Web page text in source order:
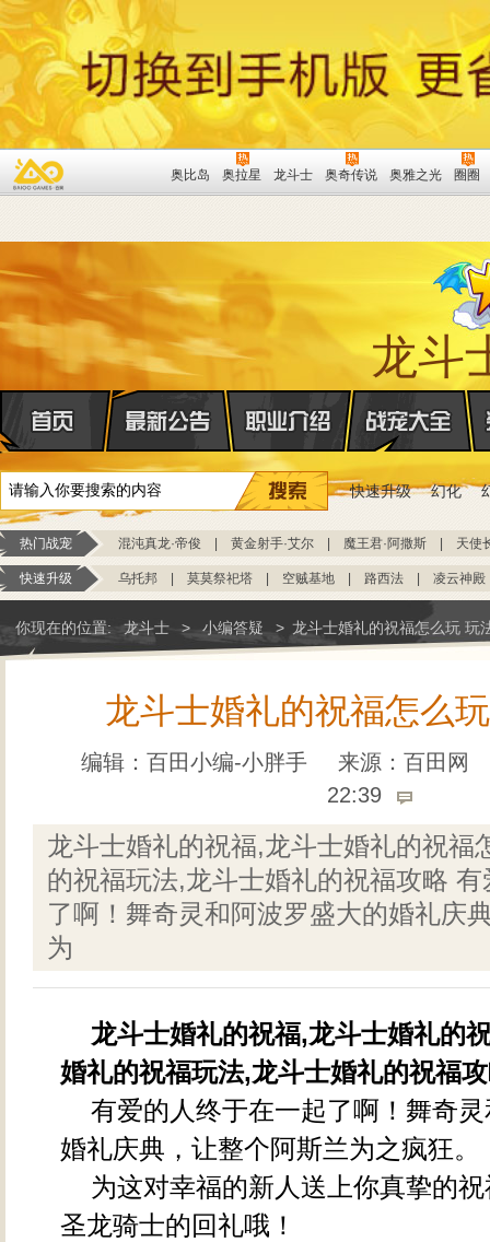
奥比岛 奥拉星 龙斗士 奥奇传说 奥雅之光 圈圈
龙斗
快速升级 幻化
热门战宠 混沌真龙·帝俊 黄金射手·艾尔 魔王君·阿撒斯 天使
快速升级 乌托邦 莫莫祭祀塔 空贼基地 路西法 凌云神殿
你现在的位置: 龙斗士 > 小编答疑 > 龙斗士婚礼的祝福怎么玩 玩
龙斗士婚礼的祝福怎么
编辑：百田小编-小胖手 来源：百田网
22:39
龙斗士婚礼的祝福,龙斗士婚礼的祝福
的祝福玩法,龙斗士婚礼的祝福攻略
了啊！舞奇灵和阿波罗盛大的婚礼庆
为
龙斗士婚礼的祝福,龙斗士婚礼的
婚礼的祝福玩法,龙斗士婚礼的祝福
有爱的人终于在一起了啊！舞奇灵
婚礼庆典，让整个阿斯兰为之疯狂。
为这对幸福的新人送上你真挚的祝
圣龙骑士的回礼哦！